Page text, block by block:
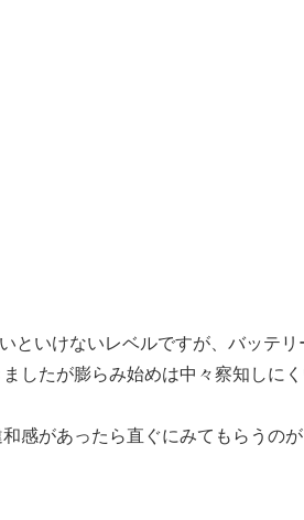
といけないレベルですが、バッテ
したが膨らみ始めは中々察知しに
感があったら直ぐにみてもらうの